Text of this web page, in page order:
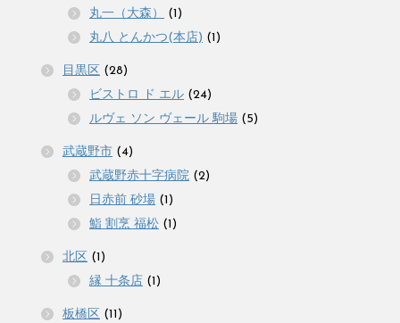
丸一（大森）
(1)
丸八 とんかつ(本店) (1)
目黒区 (28)
ビストロ ド エル (24)
ルヴェ ソン ヴェール 駒場 (5)
武蔵野市 (4)
武蔵野赤十字病院 (2)
日赤前 砂場 (1)
鮨 割烹 福松 (1)
北区 (1)
縁 十条店 (1)
板橋区 (11)